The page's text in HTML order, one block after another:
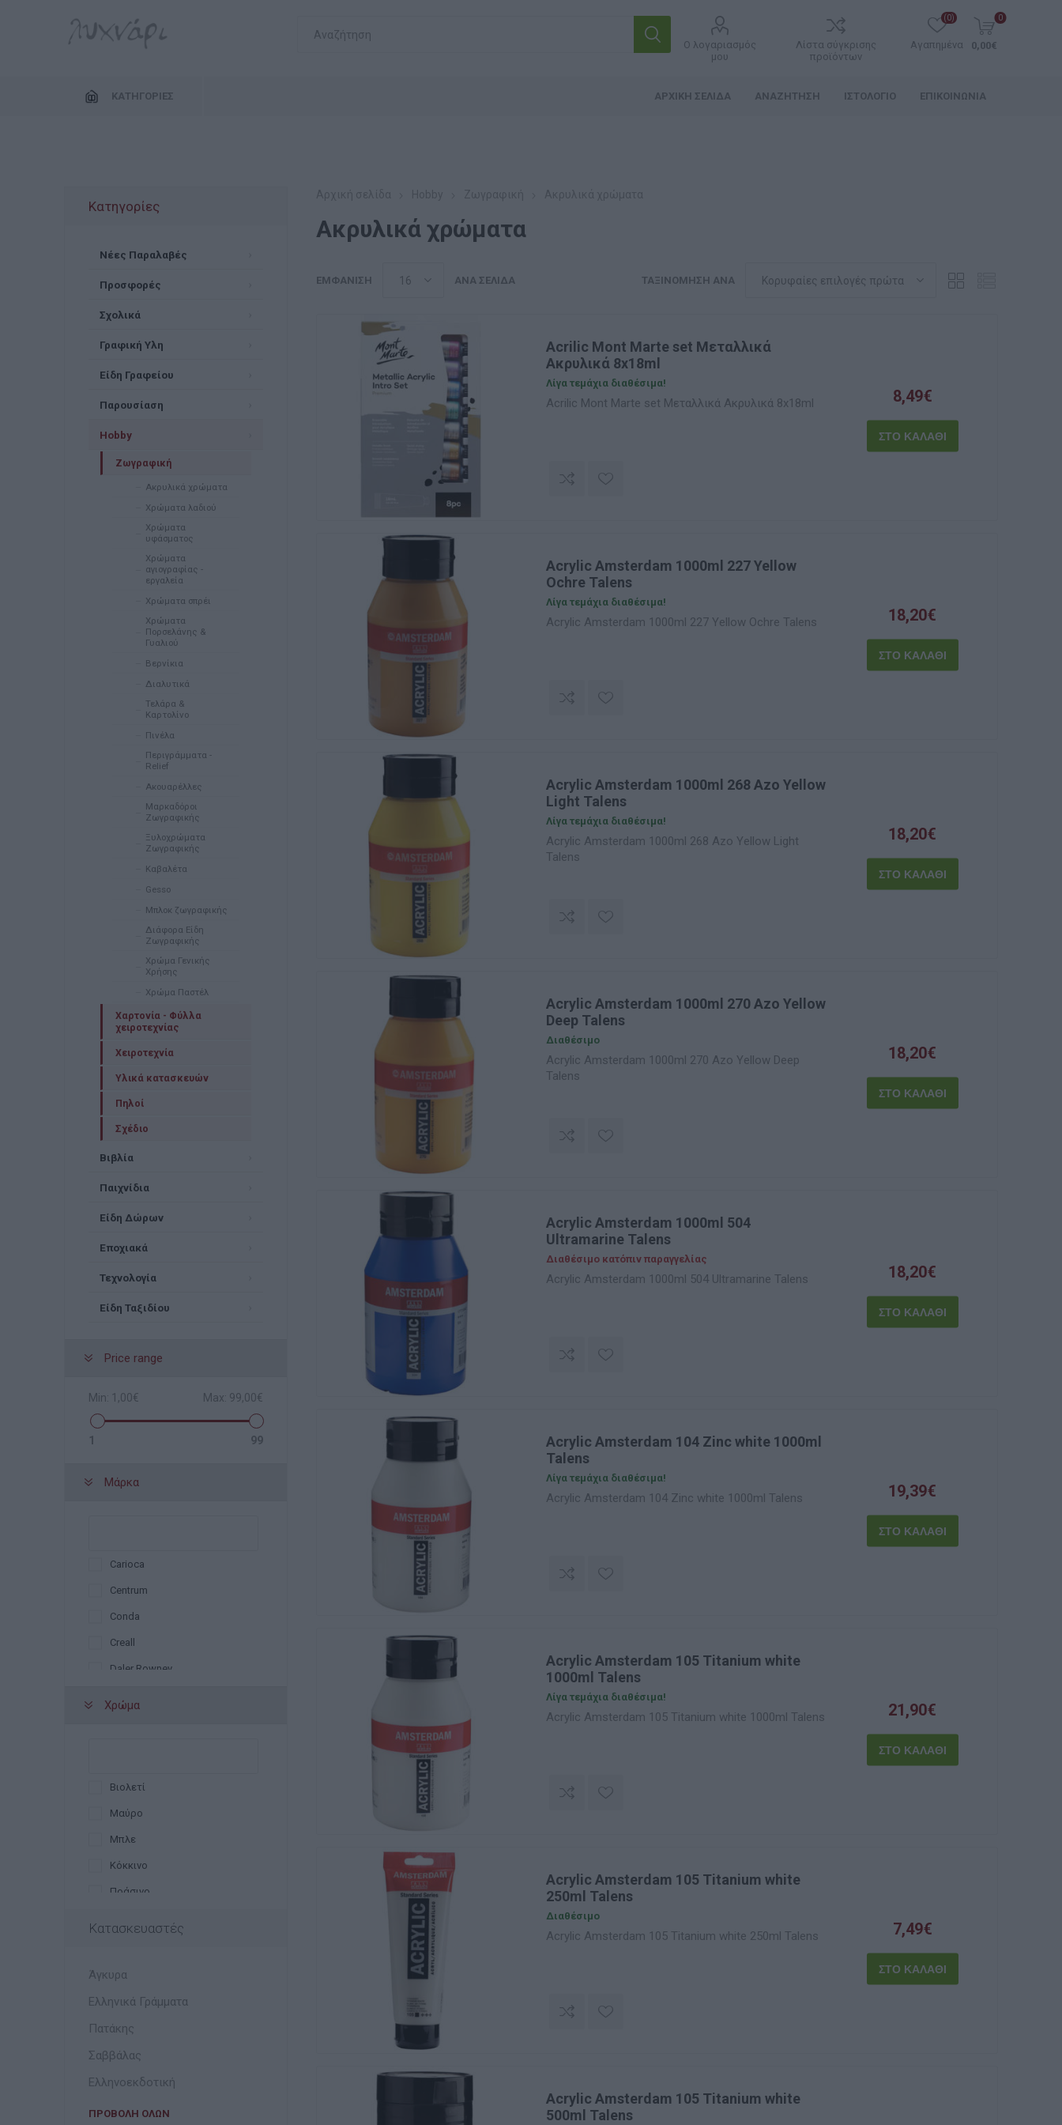
Ο λογαριασμός
μου
Λίστα σύγκρισης
προϊόντων
Αγαπημένα
(0) 0
0,00€
ΚΑΤΗΓΟΡΊΕΣ ΑΡΧΙΚΉ ΣΕΛΊΔΑ ΑΝΑΖΉΤΗΣΗ ΙΣΤΟΛΌΓΙΟ ΕΠΙΚΟΙΝΩΝΊΑ
Ακρυλικά χρώματα
ΤΑΞΙΝΌΜΗΣΗ ΑΝΆ
ΕΜΦΆΝΙΣΗ ΑΝΆ ΣΕΛΊΔΑ
Acrilic Mont Marte set Μεταλλικά
Ακρυλικά 8x18ml
Λίγα τεμάχια διαθέσιμα!
Acrilic Mont Marte set Μεταλλικά Ακρυλικά 8x18ml 8,49€
Acrylic Amsterdam 1000ml 227 Yellow
Ochre Talens
Λίγα τεμάχια διαθέσιμα!
Acrylic Amsterdam 1000ml 227 Yellow Ochre Talens 18,20€
Acrylic Amsterdam 1000ml 268 Azo Yellow
Light Talens
Λίγα τεμάχια διαθέσιμα!
Acrylic Amsterdam 1000ml 268 Azo Yellow Light
Talens
18,20€
Acrylic Amsterdam 1000ml 270 Azo Yellow
Deep Talens
Διαθέσιμο
Acrylic Amsterdam 1000ml 270 Azo Yellow Deep
Talens
18,20€
Acrylic Amsterdam 1000ml 504
Ultramarine Talens
Διαθέσιμο κατόπιν παραγγελίας
Acrylic Amsterdam 1000ml 504 Ultramarine Talens 18,20€
Acrylic Amsterdam 104 Zinc white 1000ml
Talens
Λίγα τεμάχια διαθέσιμα!
Acrylic Amsterdam 104 Zinc white 1000ml Talens 19,39€
Acrylic Amsterdam 105 Titanium white
1000ml Talens
Λίγα τεμάχια διαθέσιμα!
Acrylic Amsterdam 105 Titanium white 1000ml Talens 21,90€
Acrylic Amsterdam 105 Titanium white
250ml Talens
Διαθέσιμο
Acrylic Amsterdam 105 Titanium white 250ml Talens 7,49€
Acrylic Amsterdam 105 Titanium white
500ml Talens
Κατηγορίες
Νέες Παραλαβές
Προσφορές
Σχολικά
Γραφική Υλη
Είδη Γραφείου
Παρουσίαση
Hobby
Ζωγραφική
Ακρυλικά χρώματα
Χρώματα λαδιού
Χρώματα
υφάσματος
Χρώματα
αγιογραφίας -
εργαλεία
Χρώματα σπρέι
Χρώματα
Πορσελάνης &
Γυαλιού
Βερνίκια
Διαλυτικά
Τελάρα &
Καρτολίνο
Πινέλα
Περιγράμματα -
Relief
Ακουαρέλλες
Μαρκαδόροι
Ζωγραφικής
Ξυλοχρώματα
Ζωγραφικής
Καβαλέτα
Gesso
Μπλοκ ζωγραφικής
Διάφορα Είδη
Ζωγραφικής
Χρώμα Γενικής
Χρήσης
Χρώμα Παστέλ
Χαρτονία - Φύλλα
χειροτεχνίας
Χειροτεχνία
Υλικά κατασκευών
Πηλοί
Σχέδιο
Βιβλία
Παιχνίδια
Είδη Δώρων
Εποχιακά
Τεχνολογία
Είδη Ταξιδίου
Price range
Min: 1,00€ Max: 99,00€
1 99
Μάρκα
Carioca
Centrum
Conda
Creall
Daler Rowney
Talens
Χρώμα
Βιολετί
Μαύρο
Μπλε
Κόκκινο
Πράσινο
Πορτοκαλί
Λιλά
Καφέ
Κατασκευαστές
Άγκυρα
Ελληνικά Γράμματα
Πατάκης
Σαββάλας
Ελληνοεκδοτική
ΠΡΟΒΟΛΉ ΌΛΩΝ